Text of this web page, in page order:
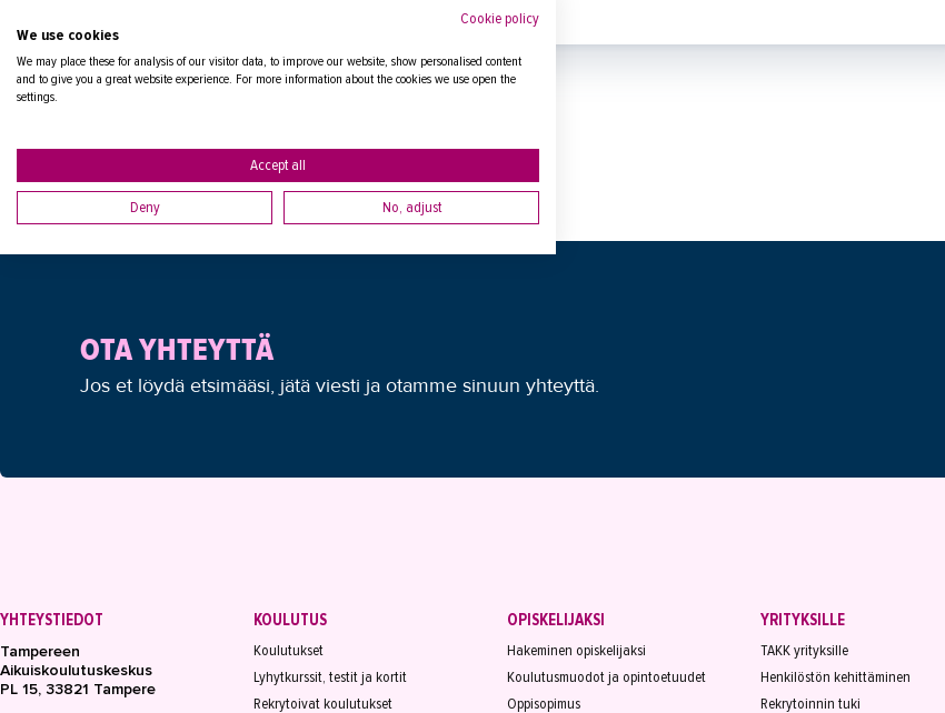
Tietosuojaseloste
OTA YHTEYTTÄ
Jos et löydä etsimääsi, jätä viesti ja otamme sinuun yhteyttä.
YHTEYSTIEDOT
Tampereen
Aikuiskoulutuskeskus
PL 15, 33821 Tampere
KOULUTUS
Koulutukset
Lyhytkurssit, testit ja kortit
Rekrytoivat koulutukset
OPISKELIJAKSI
Hakeminen opiskelijaksi
Koulutusmuodot ja opintoetuudet
Oppisopimus
YRITYKSILLE
TAKK yrityksille
Henkilöstön kehittäminen
Rekrytoinnin tuki
Cookie policy
We use cookies
We may place these for analysis of our visitor data, to improve our website, show personalised content
and to give you a great website experience. For more information about the cookies we use open the
settings.
Accept all
Deny No, adjust